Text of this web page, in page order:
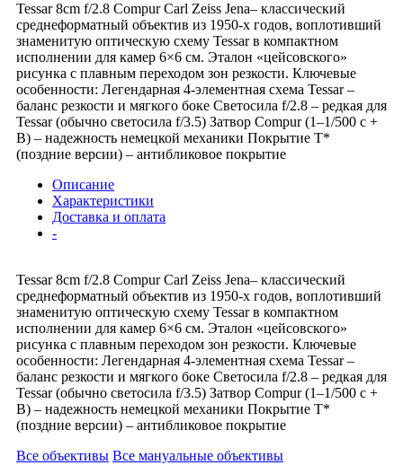
Tessar 8cm f/2.8 Compur Carl Zeiss Jena– классический
среднеформатный объектив из 1950-х годов, воплотивший
знаменитую оптическую схему Tessar в компактном
исполнении для камер 6×6 см. Эталон «цейсовского»
рисунка с плавным переходом зон резкости. Ключевые
особенности: Легендарная 4-элементная схема Tessar –
баланс резкости и мягкого боке Светосила f/2.8 – редкая для
Tessar (обычно светосила f/3.5) Затвор Compur (1–1/500 с +
B) – надежность немецкой механики Покрытие T*
(поздние версии) – антибликовое покрытие
Описание
Характеристики
Доставка и оплата
-
Tessar 8cm f/2.8 Compur Carl Zeiss Jena– классический
среднеформатный объектив из 1950-х годов, воплотивший
знаменитую оптическую схему Tessar в компактном
исполнении для камер 6×6 см. Эталон «цейсовского»
рисунка с плавным переходом зон резкости. Ключевые
особенности: Легендарная 4-элементная схема Tessar –
баланс резкости и мягкого боке Светосила f/2.8 – редкая для
Tessar (обычно светосила f/3.5) Затвор Compur (1–1/500 с +
B) – надежность немецкой механики Покрытие T*
(поздние версии) – антибликовое покрытие
Все объективы Все мануальные объективы